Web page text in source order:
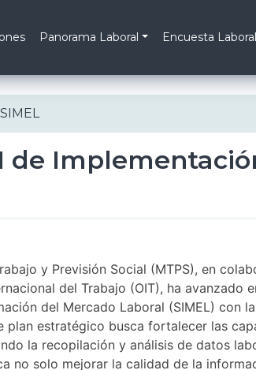
Panorama Laboral Encuesta Laboral
de
y Previsión Social (MTPS), en
del Trabajo (OIT), ha avanzado
del Mercado Laboral (SIMEL) con
plan estratégico busca fortalecer las
la recopilación y análisis de datos
no solo mejorar la calidad de la